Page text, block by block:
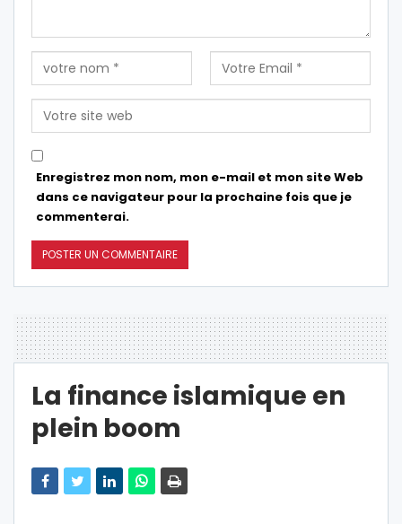
Enregistrez mon nom, mon e-mail et mon site Web
dans ce navigateur pour la prochaine fois que je
commenterai.
La finance islamique en
plein boom